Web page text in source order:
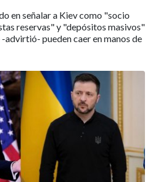
en señalar a Kiev como "socio
reservas" y "depósitos masivos"
advirtió- pueden caer en manos de